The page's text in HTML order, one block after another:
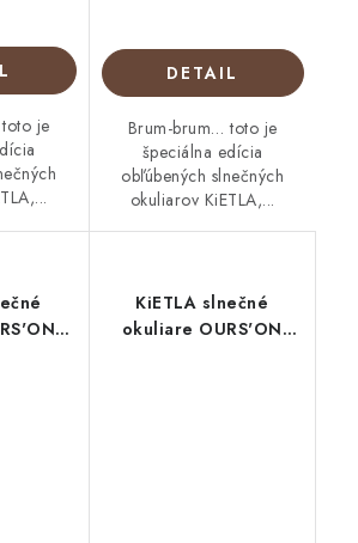
je
DETAIL
Brum-brum… toto je
špeciálna edícia
obľúbených slnečných
okuliarov KiETLA,...
KiETLA slnečné
okuliare OURS'ON